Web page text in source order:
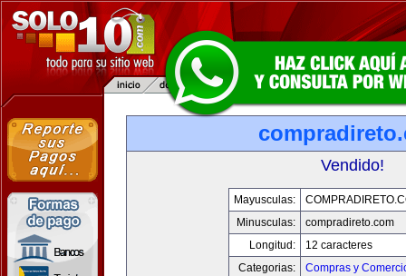
Vendido!
Mayusculas:
Minusculas:
compradireto.com
Longitud:
12 caracteres
Categorias:
Compras y